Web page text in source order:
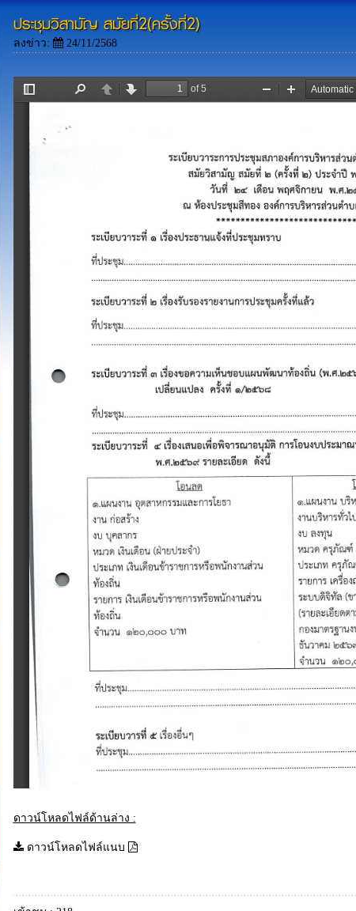
ประชุมวิสามัญ สมัยที่2(ครั้งที่2)
ลงข่าว: 24/11/2568
ดาวน์โหลดไฟล์ด้านล่าง :
ดาวน์โหลดไฟล์แนบ